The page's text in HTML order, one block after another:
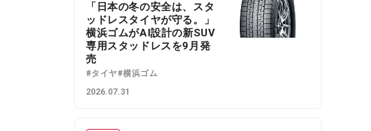
「日本の冬の安全は、スタ
ッドレスタイヤが守る。」
横浜ゴムがAI設計の新SUV
専用スタッドレスを9月発
売
#タイヤ#横浜ゴム
2026.07.31